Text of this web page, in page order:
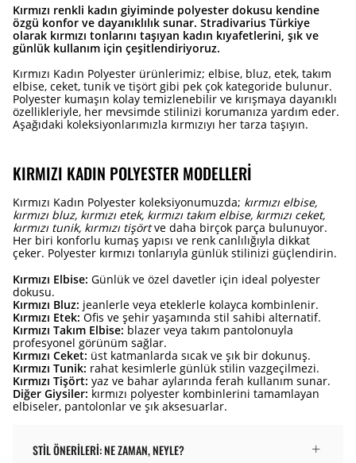
Kırmızı renkli kadın giyiminde polyester dokusu kendine
özgü konfor ve dayanıklılık sunar. Stradivarius Türkiye
olarak kırmızı tonlarını taşıyan kadın kıyafetlerini, şık ve
günlük kullanım için çeşitlendiriyoruz.
Kırmızı Kadın Polyester ürünlerimiz; elbise, bluz, etek, takım
elbise, ceket, tunik ve tişört gibi pek çok kategoride bulunur.
Polyester kumaşın kolay temizlenebilir ve kırışmaya dayanıklı
özellikleriyle, her mevsimde stilinizi korumanıza yardım eder.
Aşağıdaki koleksiyonlarımızla kırmızıyı her tarza taşıyın.
KIRMIZI KADIN POLYESTER MODELLERI
Kırmızı Kadın Polyester koleksiyonumuzda; kırmızı elbise,
kırmızı bluz, kırmızı etek, kırmızı takım elbise, kırmızı ceket,
kırmızı tunik, kırmızı tişörtve daha birçok parça bulunuyor.
Her biri konforlu kumaş yapısı ve renk canlılığıyla dikkat
çeker. Polyester kırmızı tonlarıyla günlük stilinizi güçlendirin.
Kırmızı Elbise: Günlük ve özel davetler için ideal polyester
dokusu.
Kırmızı Bluz: jeanlerle veya eteklerle kolayca kombinlenir.
Kırmızı Etek: Ofis ve şehir yaşamında stil sahibi alternatif.
Kırmızı Takım Elbise: blazer veya takım pantolonuyla
profesyonel görünüm sağlar.
Kırmızı Ceket: üst katmanlarda sıcak ve şık bir dokunuş.
Kırmızı Tunik: rahat kesimlerle günlük stilin vazgeçilmezi.
Kırmızı Tişört: yaz ve bahar aylarında ferah kullanım sunar.
Diğer Giysiler: kırmızı polyester kombinlerini tamamlayan
elbiseler, pantolonlar ve şık aksesuarlar.
STIL ÖNERILERI: NE ZAMAN, NEYLE?